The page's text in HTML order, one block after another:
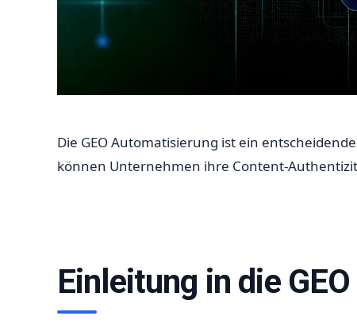
Die GEO Automatisierung ist ein
können Unternehmen ihre Content-
Einleitung in die